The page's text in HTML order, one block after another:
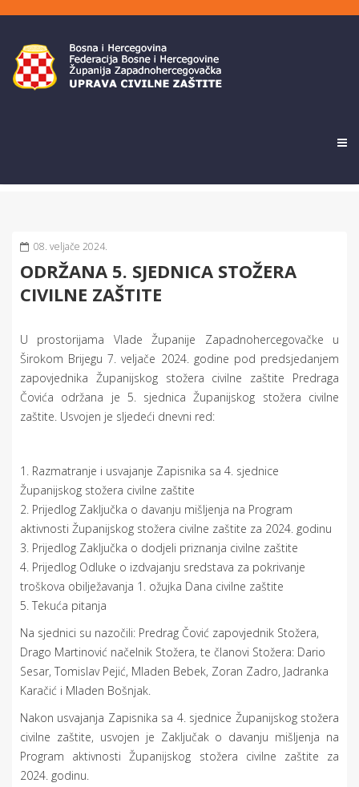
08. veljače 2024.
ODRŽANA 5. SJEDNICA STOŽERA
CIVILNE ZAŠTITE
U prostorijama Vlade Županije Zapadnohercegovačke u
Širokom Brijegu 7. veljače 2024. godine pod predsjedanjem
zapovjednika Županijskog stožera civilne zaštite Predraga
Čovića održana je 5. sjednica Županijskog stožera civilne
zaštite. Usvojen je sljedeći dnevni red:
1. Razmatranje i usvajanje Zapisnika sa 4. sjednice
Županijskog stožera civilne zaštite
2. Prijedlog Zaključka o davanju mišljenja na Program
aktivnosti Županijskog stožera civilne zaštite za 2024. godinu
3. Prijedlog Zaključka o dodjeli priznanja civilne zaštite
4. Prijedlog Odluke o izdvajanju sredstava za pokrivanje
troškova obilježavanja 1. ožujka Dana civilne zaštite
5. Tekuća pitanja
Na sjednici su nazočili: Predrag Čović zapovjednik Stožera,
Drago Martinović načelnik Stožera, te članovi Stožera: Dario
Sesar, Tomislav Pejić, Mladen Bebek, Zoran Zadro, Jadranka
Karačić i Mladen Bošnjak.
Nakon usvajanja Zapisnika sa 4. sjednice Županijskog stožera
civilne zaštite, usvojen je Zaključak o davanju mišljenja na
Program aktivnosti Županijskog stožera civilne zaštite za
2024. godinu.